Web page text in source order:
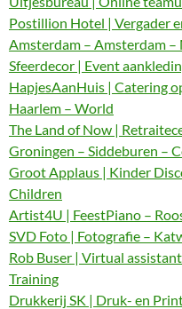
Postillion Hotel | Vergader
Amsterdam – Amsterdam –
Sfeerdecor | Event
HapjesAanHuis | Catering
Haarlem – World
The Land of Now |
Groningen – Siddeburen –
Groot Applaus | Kinder
Children
Artist4U | FeestPiano –
SVD Foto | Fotografie –
Rob Buser | Virtual
Training
Drukkerij SK | Druk- en